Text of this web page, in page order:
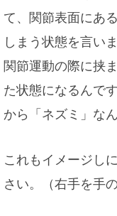
て、関節表面にあ
しまう状態を言い
関節運動の際に挟
た状態になるんで
から「ネズミ」な
これもイメージし
さい。（右手を手